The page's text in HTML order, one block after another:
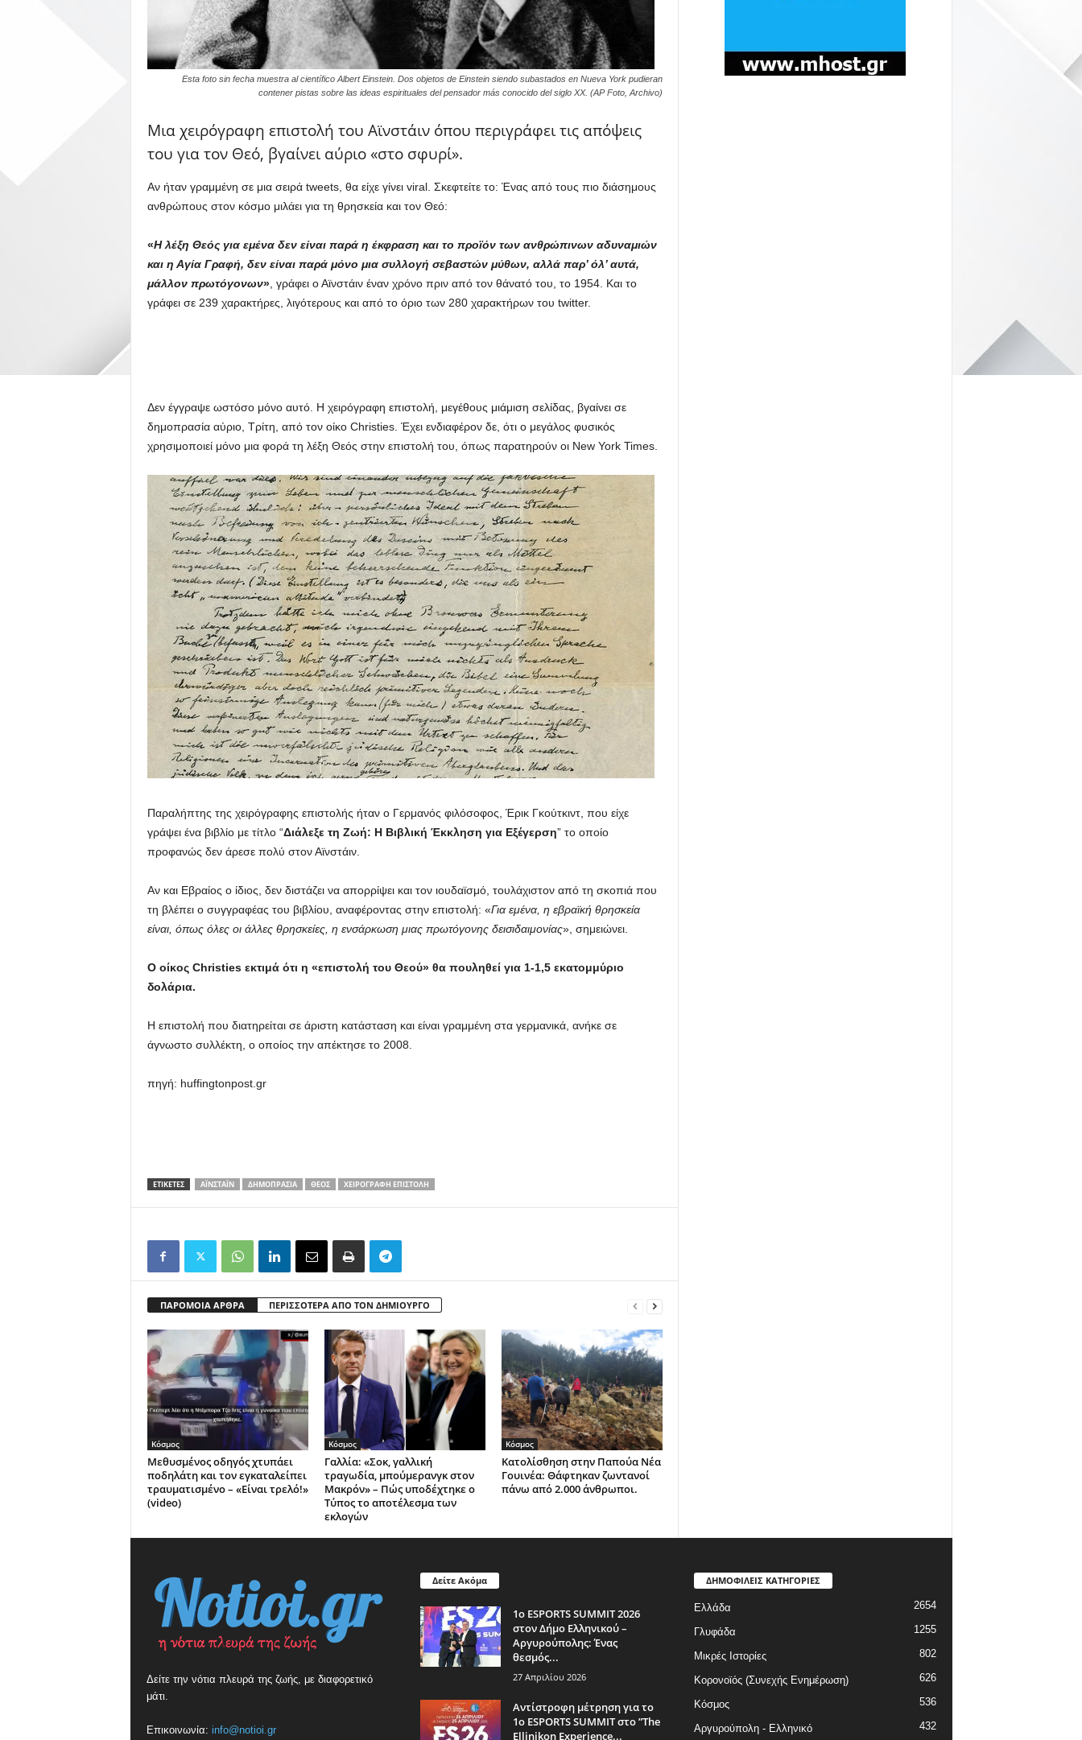
Esta foto sin fecha muestra al científico Albert Einstein. Dos objetos de Einstein siendo subastados en Nueva York pudieran
contener pistas sobre las ideas espirituales del pensador más conocido del siglo XX. (AP Foto, Archivo)
Μια χειρόγραφη επιστολή του Αϊνστάιν όπου περιγράφει τις απόψεις
του για τον Θεό, βγαίνει αύριο «στο σφυρί».
Αν ήταν γραμμένη σε μια σειρά tweets, θα είχε γίνει viral. Σκεφτείτε το: Ένας από τους πιο διάσημους
ανθρώπους στον κόσμο μιλάει για τη θρησκεία και τον Θεό:
«Η λέξη Θεός για εμένα δεν είναι παρά η έκφραση και το προϊόν των ανθρώπινων αδυναμιών
και η Αγία Γραφή, δεν είναι παρά μόνο μια συλλογή σεβαστών μύθων, αλλά παρ’ όλ’ αυτά,
μάλλον πρωτόγονων», γράφει ο Αϊνστάιν έναν χρόνο πριν από τον θάνατό του, το 1954. Και το
γράφει σε 239 χαρακτήρες, λιγότερους και από το όριο των 280 χαρακτήρων του twitter.
Δεν έγγραψε ωστόσο μόνο αυτό. Η χειρόγραφη επιστολή, μεγέθους μιάμιση σελίδας, βγαίνει σε
δημοπρασία αύριο, Τρίτη, από τον οίκο Christies. Έχει ενδιαφέρον δε, ότι ο μεγάλος φυσικός
χρησιμοποιεί μόνο μια φορά τη λέξη Θεός στην επιστολή του, όπως παρατηρούν οι New York Times.
Παραλήπτης της χειρόγραφης επιστολής ήταν ο Γερμανός φιλόσοφος, Έρικ Γκούτκιντ, που είχε
γράψει ένα βιβλίο με τίτλο “Διάλεξε τη Ζωή: Η Βιβλική Έκκληση για Εξέγερση” το οποίο
προφανώς δεν άρεσε πολύ στον Αϊνστάιν.
Αν και Εβραίος ο ίδιος, δεν διστάζει να απορρίψει και τον ιουδαϊσμό, τουλάχιστον από τη σκοπιά που
τη βλέπει ο συγγραφέας του βιβλίου, αναφέροντας στην επιστολή: «Για εμένα, η εβραϊκή θρησκεία
είναι, όπως όλες οι άλλες θρησκείες, η ενσάρκωση μιας πρωτόγονης δεισιδαιμονίας», σημειώνει.
Ο οίκος Christies εκτιμά ότι η «επιστολή του Θεού» θα πουληθεί για 1-1,5 εκατομμύριο
δολάρια.
Η επιστολή που διατηρείται σε άριστη κατάσταση και είναι γραμμένη στα γερμανικά, ανήκε σε
άγνωστο συλλέκτη, ο οποίος την απέκτησε το 2008.
πηγή: huffingtonpost.gr
ΕΤΙΚΕΤΕΣ ΑΪΝΣΤΆΙΝ ΔΗΜΟΠΡΑΣΊΑ ΘΕΌΣ ΧΕΙΡΌΓΡΑΦΗ ΕΠΙΣΤΟΛΉ
ΠΑΡΟΜΟΙΑ ΑΡΘΡΑ ΠΕΡΙΣΣΟΤΕΡΑ ΑΠΟ ΤΟΝ ΔΗΜΙΟΥΡΓΟ
Κόσμος
Μεθυσμένος οδηγός χτυπάει
ποδηλάτη και τον εγκαταλείπει
τραυματισμένο – «Είναι τρελό!»
(video)
Κόσμος
Γαλλία: «Σοκ, γαλλική
τραγωδία, μπούμερανγκ στον
Μακρόν» – Πώς υποδέχτηκε ο
Τύπος το αποτέλεσμα των
εκλογών
Κόσμος
Κατολίσθηση στην Παπούα Νέα
Γουινέα: Θάφτηκαν ζωντανοί
πάνω από 2.000 άνθρωποι.
Δείτε την νότια πλευρά της ζωής, με διαφορετικό
μάτι.
Επικοινωνία: info@notioi.gr
Δείτε Ακόμα
1ο ESPORTS SUMMIT 2026
στον Δήμο Ελληνικού –
Αργυρούπολης: Ένας
θεσμός...
27 Απριλίου 2026
Αντίστροφη μέτρηση για το
1ο ESPORTS SUMMIT στο ”The
Ellinikon Experience...
ΔΗΜΟΦΙΛΕΙΣ ΚΑΤΗΓΟΡΙΕΣ
Ελλάδα 2654
Γλυφάδα 1255
Μικρές Ιστορίες 802
Κορονοϊός (Συνεχής Ενημέρωση) 626
Κόσμος 536
Αργυρούπολη - Ελληνικό 432